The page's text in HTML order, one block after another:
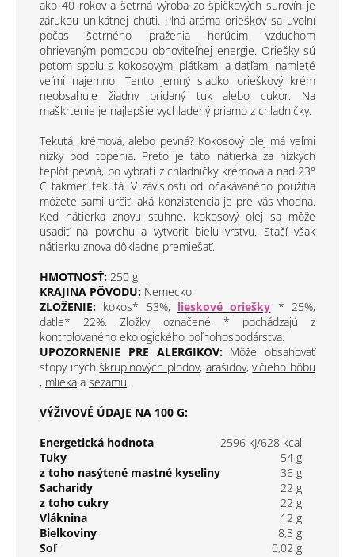
ako 40 rokov a šetrná výroba zo špičkových surovín je
zárukou unikátnej chuti. Plná aróma orieškov sa uvoľní
počas šetrného praženia horúcim vzduchom
ohrievaným pomocou obnoviteľnej energie. Oriešky sú
potom spolu s kokosovými plátkami a datľami namleté
veľmi najemno. Tento jemný sladko orieškový krém
neobsahuje žiadny pridaný tuk alebo cukor. Na
maškrtenie je najlepšie vychladený priamo z chladničky.
Tekutá, krémová, alebo pevná? Kokosový olej má veľmi
nízky bod topenia. Preto je táto nátierka za nízkych
teplôt pevná, po vybratí z chladničky krémová a nad 23°
C takmer tekutá. V závislosti od očakávaného použitia
môžete sami určiť, aká konzistencia je pre vás vhodná.
Keď nátierka znovu stuhne, kokosový olej sa môže
usadiť na povrchu a vytvoriť bielu vrstvu. Stačí však
nátierku znova dôkladne premiešať.
HMOTNOSŤ: 250 g
KRAJINA PÔVODU: Nemecko
ZLOŽENIE: kokos* 53%, lieskové oriešky * 25%,
datle* 22%. Zložky označené * pochádzajú z
kontrolovaného ekologického poľnohospodárstva.
UPOZORNENIE PRE ALERGIKOV:Môže obsahovať
stopy inýchškrupinových plodov, arašidov,vlčieho bôbu
, mlieka a sezamu.
VÝŽIVOVÉ ÚDAJE NA 100 G:
Energetická hodnota
2596 kJ/628 kcal
Tuky
54 g
z toho nasýtené mastné kyseliny
36 g
Sacharidy
22 g
z toho cukry
22 g
Vláknina
12 g
Bielkoviny
8,3 g
Soľ
0,02 g